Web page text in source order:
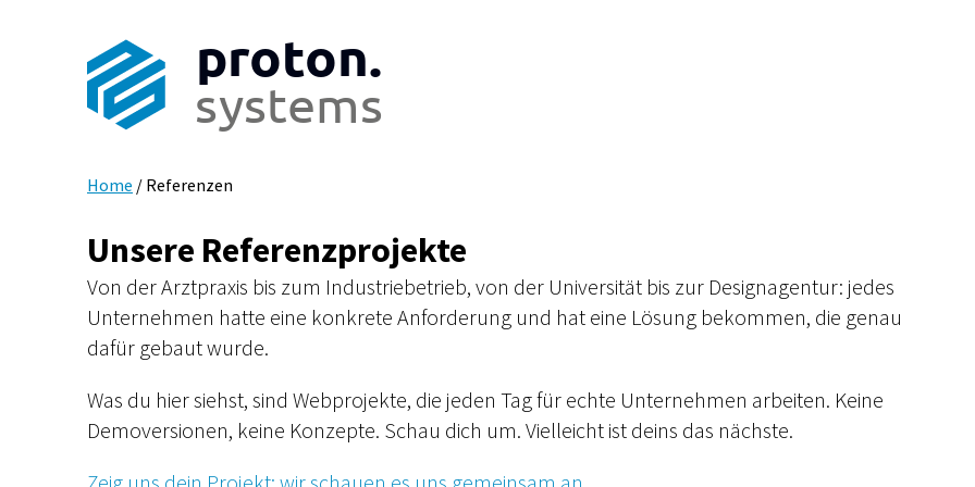
proton.
systems
Home / Referenzen
Unsere Referenzprojekte
Von der Arztpraxis bis zum Industriebetrieb, von der Universität bis zur Designagentur: jedes
Unternehmen hatte eine konkrete Anforderung und hat eine Lösung bekommen, die genau
dafür gebaut wurde.
Was du hier siehst, sind Webprojekte, die jeden Tag für echte Unternehmen arbeiten. Keine
Demoversionen, keine Konzepte. Schau dich um. Vielleicht ist deins das nächste.